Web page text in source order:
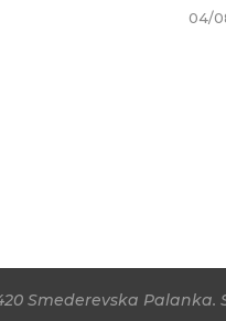
04/
Smederevska